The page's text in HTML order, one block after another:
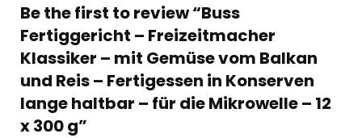
Be the first to review “Buss
Fertiggericht – Freizeitmacher
Klassiker – mit Gemüse vom Balkan
und Reis – Fertigessen in Konserven
lange haltbar – für die Mikrowelle – 12
x 300 g”